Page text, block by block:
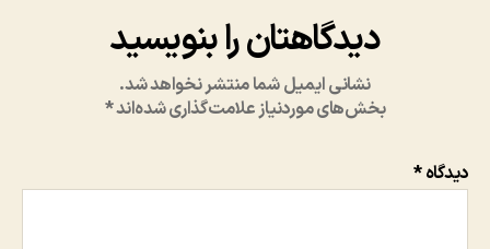
دیدگاهتان را بنویسید
نشانی ایمیل شما منتشر نخواهد شد.
بخش‌های موردنیاز علامت‌گذاری شده‌اند*
دیدگاه*